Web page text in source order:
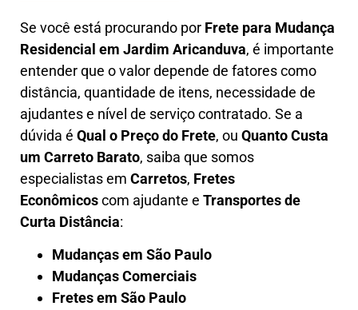
Se você está procurando por Frete para Mudança
Residencial em Jardim Aricanduva, é importante
entender que o valor depende de fatores como
distância, quantidade de itens, necessidade de
ajudantes e nível de serviço contratado. Se a
dúvida é Qual o Preço do Frete, ou Quanto Custa
um Carreto Barato, saiba que somos
especialistas em Carretos, Fretes
Econômicoscom ajudante e Transportes de
Curta Distância:
Mudanças em São Paulo
Mudanças Comerciais
Fretes em São Paulo